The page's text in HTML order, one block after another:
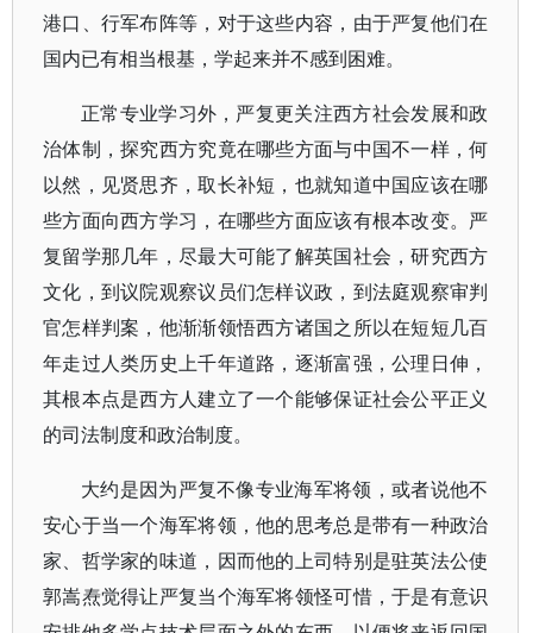
港口、行军布阵等，对于这些内容，由于严复他们在
国内已有相当根基，学起来并不感到困难。
正常专业学习外，严复更关注西方社会发展和政
治体制，探究西方究竟在哪些方面与中国不一样，何
以然，见贤思齐，取长补短，也就知道中国应该在哪
些方面向西方学习，在哪些方面应该有根本改变。严
复留学那几年，尽最大可能了解英国社会，研究西方
文化，到议院观察议员们怎样议政，到法庭观察审判
官怎样判案，他渐渐领悟西方诸国之所以在短短几百
年走过人类历史上千年道路，逐渐富强，公理日伸，
其根本点是西方人建立了一个能够保证社会公平正义
的司法制度和政治制度。
大约是因为严复不像专业海军将领，或者说他不
安心于当一个海军将领，他的思考总是带有一种政治
家、哲学家的味道，因而他的上司特别是驻英法公使
郭嵩焘觉得让严复当个海军将领怪可惜，于是有意识